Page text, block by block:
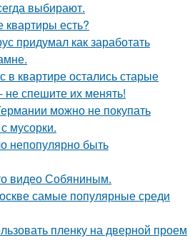
выбирают.
есть?
придумал как заработать
в квартире остались старые
не спешите их менять!
можно не покупать
мусорки.
непопулярно быть
видео Собяниным.
самые популярные среди
пленку на дверной проем